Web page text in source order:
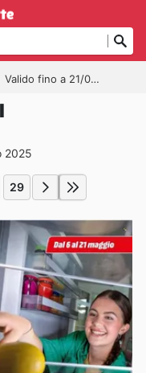
Valido fino a 21/05/2025
2025
29